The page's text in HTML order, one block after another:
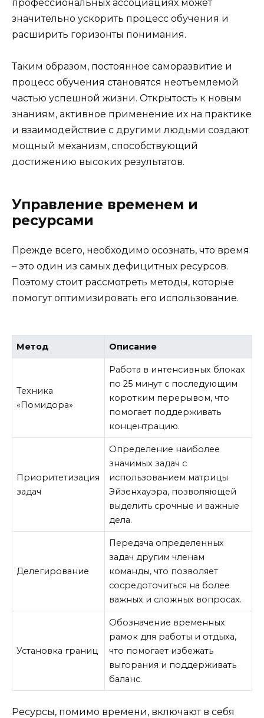
профессиональных ассоциациях может
значительно ускорить процесс обучения и
расширить горизонты понимания.
Таким образом, постоянное саморазвитие и
процесс обучения становятся неотъемлемой
частью успешной жизни. Открытость к новым
знаниям, активное применение их на практике
и взаимодействие с другими людьми создают
мощный механизм, способствующий
достижению высоких результатов.
Управление временем и
ресурсами
Прежде всего, необходимо осознать, что время
– это один из самых дефицитных ресурсов.
Поэтому стоит рассмотреть методы, которые
помогут оптимизировать его использование.
Метод Описание
Техника
«Помидора»
Работа в интенсивных блоках
по 25 минут с последующим
коротким перерывом, что
помогает поддерживать
концентрацию.
Приоритетизация
задач
Определение наиболее
значимых задач с
использованием матрицы
Эйзенхауэра, позволяющей
выделить срочные и важные
дела.
Делегирование
Передача определенных
задач другим членам
команды, что позволяет
сосредоточиться на более
важных и сложных вопросах.
Установка границ
Обозначение временных
рамок для работы и отдыха,
что помогает избежать
выгорания и поддерживать
баланс.
Ресурсы, помимо времени, включают в себя